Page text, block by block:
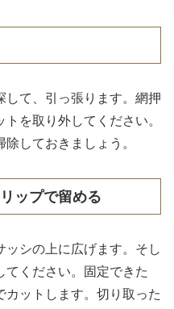
して、引っ張ります。網押
を取り外してください。
しておきましょう。
ップで留める
ッシの上に広げます。そし
てください。固定できた
カットします。切り取った